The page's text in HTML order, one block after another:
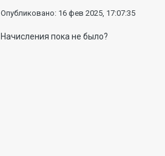
Опубликовано: 16 фев 2025, 17:07:35
Начисления пока не было?